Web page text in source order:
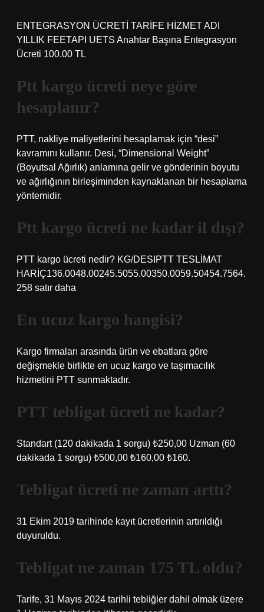
ENTEGRASYON ÜCRETİ TARİFE HİZMET ADI
YILLIK FEETAPI UETS Anahtar Başına Entegrasyon
Ücreti 100.00 TL
Ptt kargo ücreti neye göre
hesaplanır?
PTT, nakliye maliyetlerini hesaplamak için “desi”
kavramını kullanır. Desi, “Dimensional Weight”
(Boyutsal Ağırlık) anlamına gelir ve gönderinin boyutu
ve ağırlığının birleşiminden kaynaklanan bir hesaplama
yöntemidir.
Ptt kargo ücreti ne kadar il dışı?
PTT kargo ücreti nedir? KG/DESIPTT TESLİMAT
HARİÇ136.0048.00245.5055.00350.0059.50454.7564.
258 satır daha
En ucuz kargo hangisi?
Kargo firmaları arasında ürün ve ebatlara göre
değişmekle birlikte en ucuz kargo ve taşımacılık
hizmetini PTT sunmaktadır.
PTT tebligat ücreti ne kadar?
Standart (120 dakikada 1 sorgu) ₺250,00 Uzman (60
dakikada 1 sorgu) ₺500,00 ₺160,00 ₺160.
Tebligat ücreti ne zaman arttı?
31 Ekim 2019 tarihinde kayıt ücretlerinin artırıldığı
duyuruldu.
Tebligat ne zaman 175 TL oldu?
Tarife, 31 Mayıs 2024 tarihli tebliğler dahil olmak üzere